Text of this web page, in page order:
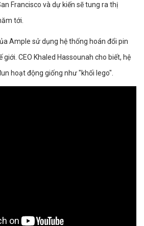
Francisco và dự kiến sẽ tung ra thị
tới.
Ample sử dụng hệ thống hoán đổi pin
CEO Khaled Hassounah cho biết, hệ
hoạt động giống như "khối lego".